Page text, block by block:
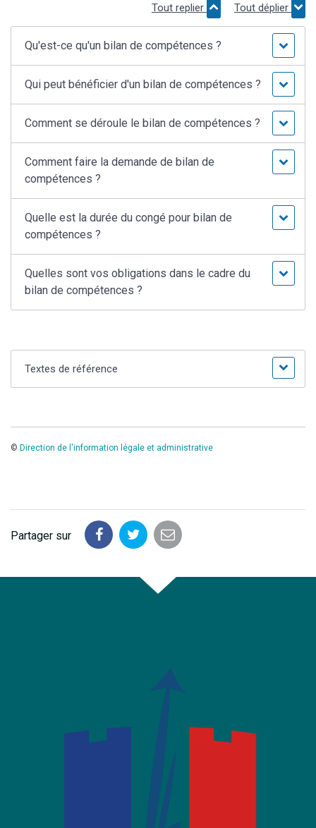
Tout replier Tout déplier
Qu'est-ce qu'un bilan de compétences ?
Qui peut bénéficier d'un bilan de compétences ?
Comment se déroule le bilan de compétences ?
Comment faire la demande de bilan de
compétences ?
Quelle est la durée du congé pour bilan de
compétences ?
Quelles sont vos obligations dans le cadre du
bilan de compétences ?
Textes de référence
© Direction de l'information légale et administrative
Partager sur
Partager
Facebook
Partager
Twitter
Partager
email